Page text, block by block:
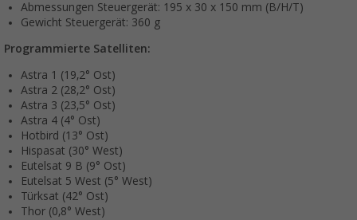
Abmessungen Steuergerät: 195 x 30 x 150 mm (B/H/T)
Gewicht Steuergerät: 360 g
Programmierte Satelliten:
Astra 1 (19,2° Ost)
Astra 2 (28,2° Ost)
Astra 3 (23,5° Ost)
Astra 4 (4° Ost)
Hotbird (13° Ost)
Hispasat (30° West)
Eutelsat 9 B (9° Ost)
Eutelsat 5 West (5° West)
Türksat (42° Ost)
Thor (0,8° West)